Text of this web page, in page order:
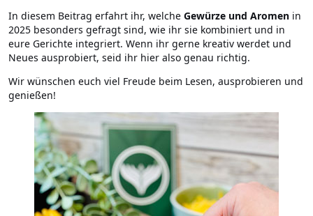
In diesem Beitrag erfahrt ihr, welche Gewürze und Aromen in
2025 besonders gefragt sind, wie ihr sie kombiniert und in
eure Gerichte integriert. Wenn ihr gerne kreativ werdet und
Neues ausprobiert, seid ihr hier also genau richtig.
Wir wünschen euch viel Freude beim Lesen, ausprobieren und
genießen!